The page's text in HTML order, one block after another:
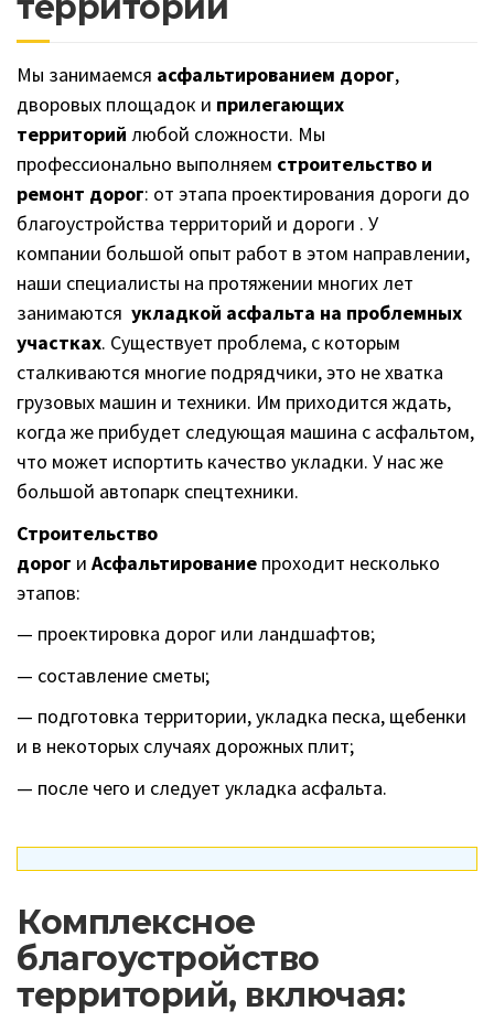
Мы занимаемся асфальтированием дорог,
дворовых площадок и прилегающих
территорий любой сложности. Мы
профессионально выполняем строительство и
ремонт дорог: от этапа проектирования дороги до
благоустройства территорий и дороги . У
компании большой опыт работ в этом направлении,
наши специалисты на протяжении многих лет
занимаются укладкой асфальта на проблемных
участках. Существует проблема, с которым
сталкиваются многие подрядчики, это не хватка
грузовых машин и техники. Им приходится ждать,
когда же прибудет следующая машина с асфальтом,
что может испортить качество укладки. У нас же
большой автопарк спецтехники.
Строительство
дорог и Асфальтирование проходит несколько
этапов:
— проектировка дорог или ландшафтов;
— составление сметы;
— подготовка территории, укладка песка, щебенки
и в некоторых случаях дорожных плит;
— после чего и следует укладка асфальта.
Комплексное
благоустройство
территорий, включая: